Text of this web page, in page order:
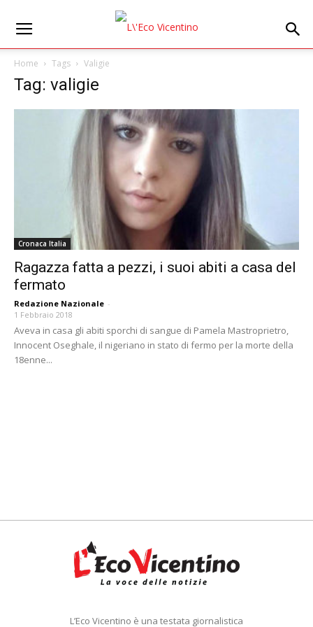
Home Tags Valigie
Tag: valigie
Cronaca Italia
Ragazza fatta a pezzi, i suoi abiti a casa del
fermato
Redazione Nazionale -
1 Febbraio 2018
Aveva in casa gli abiti sporchi di sangue di Pamela Mastroprietro,
Innocent Oseghale, il nigeriano in stato di fermo per la morte della
18enne...
L’Eco Vicentino è una testata giornalistica